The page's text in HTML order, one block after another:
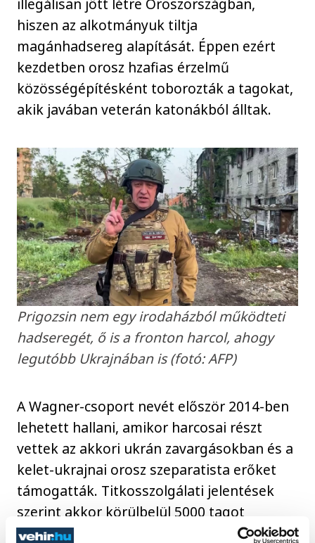
illegálisan jött létre Oroszországban,
hiszen az alkotmányuk tiltja
magánhadsereg alapítását. Éppen ezért
kezdetben orosz hzafias érzelmű
közösségépítésként toborozták a tagokat,
akik javában veterán katonákból álltak.
Prigozsin nem egy irodaházból működteti
hadseregét, ő is a fronton harcol, ahogy
legutóbb Ukrajnában is (fotó: AFP)
A Wagner-csoport nevét először 2014-ben
lehetett hallani, amikor harcosai részt
vettek az akkori ukrán zavargásokban és a
kelet-ukrajnai orosz szeparatista erőket
támogatták. Titkosszolgálati jelentések
szerint akkor körülbelül 5000 tagot
számlált a csoport, javában a különleges